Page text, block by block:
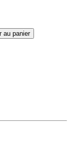
au panier